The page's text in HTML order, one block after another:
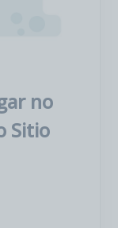
no
Sitio